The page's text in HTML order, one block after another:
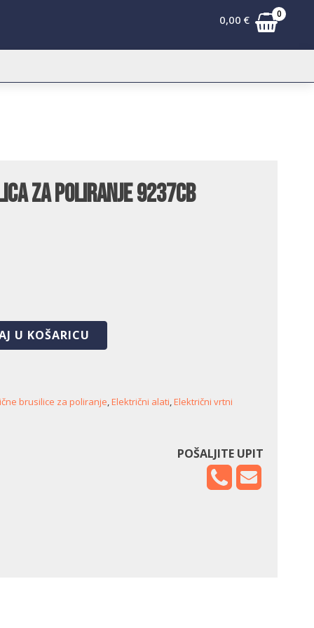
0,00 € 0
za poliranje 9237CB
U KOŠARICU
brusilice za poliranje,Električni alati,Električni vrtni
POŠALJITE UPIT